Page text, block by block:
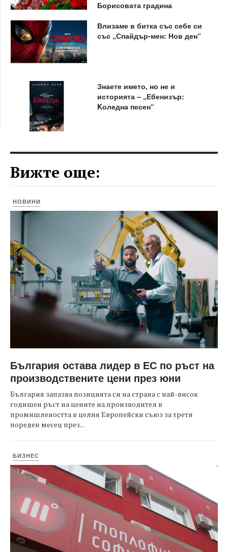
Борисовата градина
Влизаме в битка със себе си
със „Спайдър-мен: Нов ден“
Знаете името, но не и
историята – „Ебенизър:
Kоледна песен“
Вижте още:
НОВИНИ
България остава лидер в ЕС по ръст на
производствените цени през юни
България запазва позицията си на страна с най-висок
годишен ръст на цените на производител в
промишлеността в целия Европейски съюз за трети
пореден месец през...
БИЗНЕС